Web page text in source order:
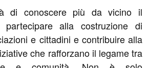
di conoscere più da vicino il
partecipare alla costruzione di
e cittadini e contribuire alla
che rafforzano il legame tra